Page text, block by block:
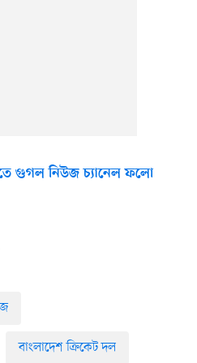
গুগল নিউজ চ্যানেল ফলো
বাংলাদেশ ক্রিকেট দল